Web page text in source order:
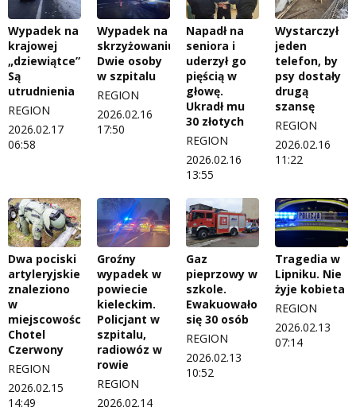
Wypadek na
krajowej
„dziewiątce”.
Są
utrudnienia
REGION
2026.02.17
06:58
Wypadek na
skrzyżowaniu.
Dwie osoby
w szpitalu
REGION
2026.02.16
17:50
Napadł na
seniora i
uderzył go
pięścią w
głowę.
Ukradł mu
30 złotych
REGION
2026.02.16
13:55
Wystarczył
jeden
telefon, by
psy dostały
drugą
szansę
REGION
2026.02.16
11:22
Dwa pociski
artyleryjskie
znaleziono
w
miejscowości
Chotel
Czerwony
REGION
2026.02.15
14:49
Groźny
wypadek w
powiecie
kieleckim.
Policjant w
szpitalu,
radiowóz w
rowie
REGION
2026.02.14
Gaz
pieprzowy w
szkole.
Ewakuowało
się 30 osób
REGION
2026.02.13
10:52
Tragedia w
Lipniku. Nie
żyje kobieta
REGION
2026.02.13
07:14